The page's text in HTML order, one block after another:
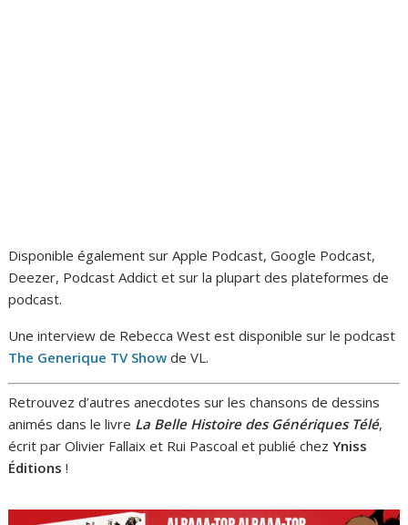
Disponible également sur Apple Podcast, Google Podcast,
Deezer, Podcast Addict et sur la plupart des plateformes de
podcast.
Une interview de Rebecca West est disponible sur le podcast
The Generique TV Show de VL.
Retrouvez d’autres anecdotes sur les chansons de dessins
animés dans le livre La Belle Histoire des Génériques Télé,
écrit par Olivier Fallaix et Rui Pascoal et publié chezYniss
Éditions !